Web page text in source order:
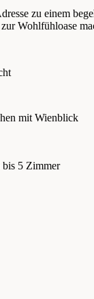
zu einem
Wohlfühloase
mit Wienblick
5 Zimmer